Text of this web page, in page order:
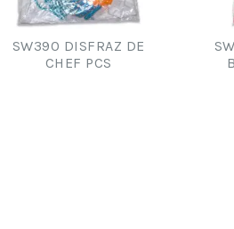
SW390 DISFRAZ DE
CHEF PCS